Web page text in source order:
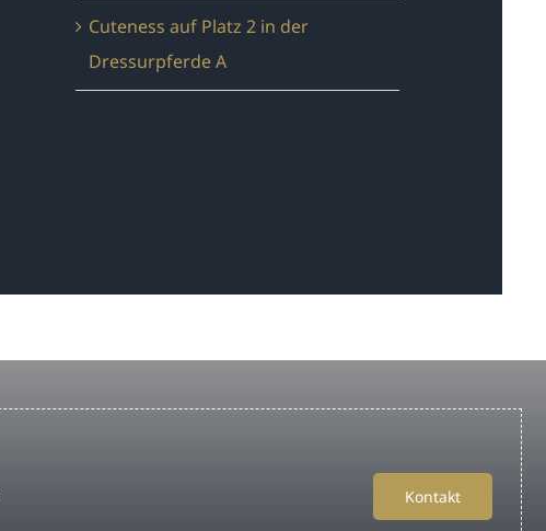
Cuteness auf Platz 2 in der
Dressurpferde A
Kontakt